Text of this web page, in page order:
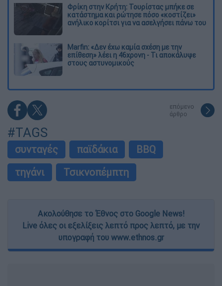
Φρίκη στην Κρήτη: Τουρίστας μπήκε σε
κατάστημα και ρώτησε πόσο «κοστίζει»
ανήλικο κορίτσι για να ασελγήσει πάνω του
Marfin: «Δεν έχω καμία σχέση με την
επίθεση» λέει η 46χρονη - Τι αποκάλυψε
στους αστυνομικούς
επόμενο
άρθρο
#TAGS
συνταγές παϊδάκια
BBQ
τηγάνι
Τσικνοπέμπτη
Ακολούθησε το Έθνος στο Google News!
Live όλες οι εξελίξεις λεπτό προς λεπτό, με την
υπογραφή του www.ethnos.gr